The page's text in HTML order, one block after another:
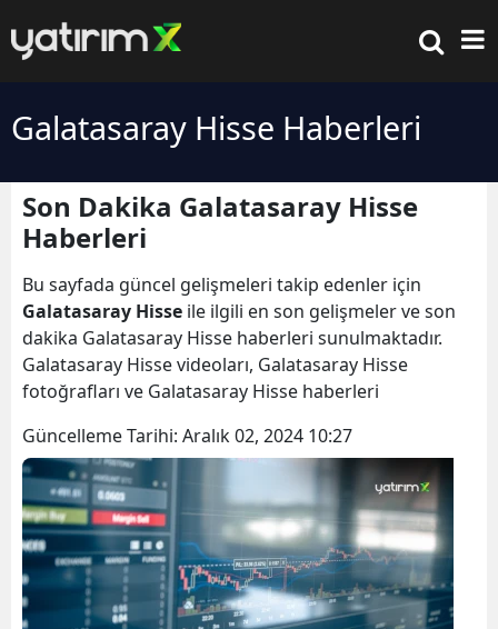
Galatasaray Hisse Haberleri
Son Dakika Galatasaray Hisse
Haberleri
Bu sayfada güncel gelişmeleri takip edenler için
Galatasaray Hisse ile ilgili en son gelişmeler ve son
dakika Galatasaray Hisse haberleri sunulmaktadır.
Galatasaray Hisse videoları, Galatasaray Hisse
fotoğrafları ve Galatasaray Hisse haberleri
Güncelleme Tarihi: Aralık 02, 2024 10:27